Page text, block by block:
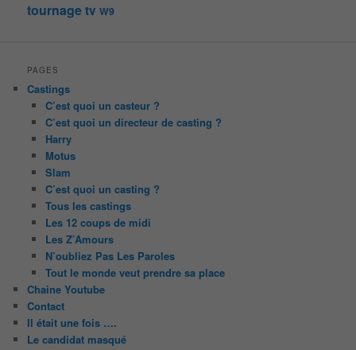
tournagetv W9
PAGES
Castings
C’est quoi un casteur ?
C’est quoi un directeur de casting ?
Harry
Motus
Slam
C’est quoi un casting ?
Tous les castings
Les 12 coups de midi
Les Z’Amours
N’oubliez Pas Les Paroles
Tout le monde veut prendre sa place
Chaine Youtube
Contact
Il était une fois ….
Le candidat masqué